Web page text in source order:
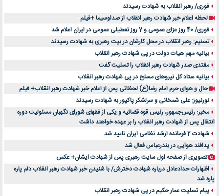
فوری/ رهبر انقلاب به شهادت رسیدند
لحظه اعلام خبر شهادت رهبر انقلاب از صداوسیما +فیلم
فوری/ 40 روز عزای عمومی و 7 روز تعطیلی عمومی در ایران اعلام شد
تسنیم: رهبر انقلاب در محل کارشان در بیت رهبری به شهادت رسیدند
بیانیه مهم هیات دولت در پی شهادت رهبر انقلاب
مقتدی صدر شهادت رهبر انقلاب را تسلیت گفت
بیانیه ستاد کل نیروهای مسلح در پی شهادت رهبر انقلاب
حال و هوای حرم امام رضا(ع) لحظاتی پس از اعلام خبر شهادت رهبر انقلاب+ فیلم
نورنیوز: علی شمخانی و سرلشکر پاکپور به شهادت رسیدند
مخبر: رئیس‌جمهور، رئیس قوه ‌قضائیه و یکی از فقهای شورای نگهبان مسئولیت دوره
انتقال پس ‌از شهادت رهبر انقلاب را بر عهده خواهند داشت
شهادت 2 فرمانده ارشد نظامی ایران تایید شد
پدافند هوایی در بندرعباس فعال شد
تصویری از صفحه اول سایت رهبری پس از شهادت ایشان+ عکس
اظهارات حدادعادل درباره شهادت دخترش/ با شنیدن خبر شهادت رهبر انقلاب دلم پاره
پاره شد
پیام تسلیت عمار حکیم در پی شهادت رهبر انقلاب